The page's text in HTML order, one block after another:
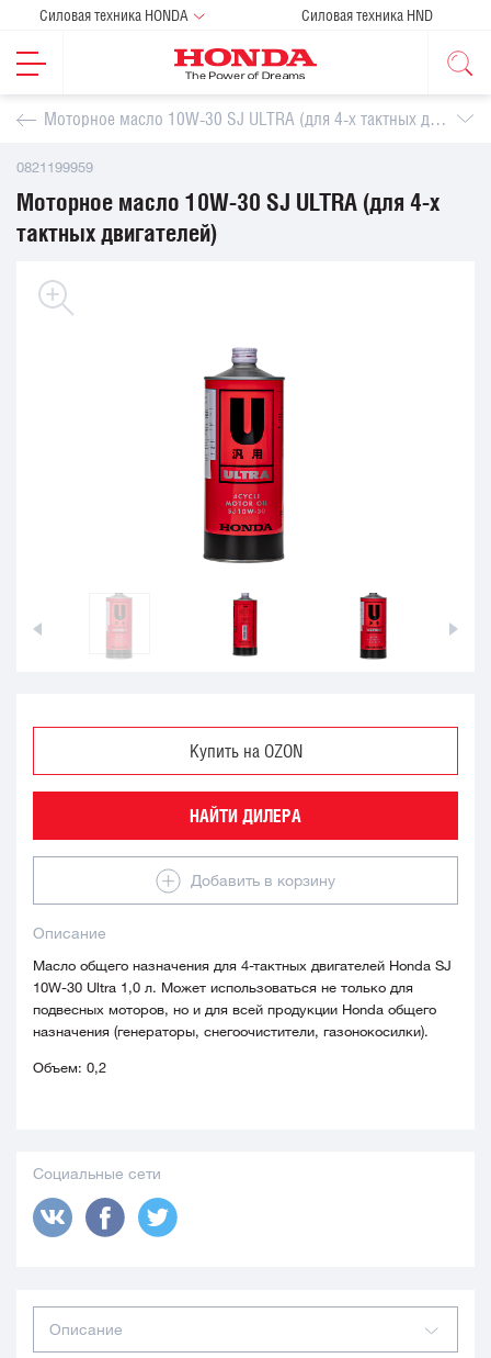
Силовая техника HONDA Силовая техника HND
Моторное масло 10W-30 SJ ULTRA (для 4-х тактных двигателей)
0821199959
Моторное масло 10W-30 SJ ULTRA (для 4-х
тактных двигателей)
Описание
Масло общего назначения для 4-тактных двигателей Honda SJ
10W-30 Ultra 1,0 л. Может использоваться не только для
подвесных моторов, но и для всей продукции Honda общего
назначения (генераторы, снегоочистители, газонокосилки).
Объем: 0,2
Купить на OZON
НАЙТИ ДИЛЕРА
Добавить в корзину
Социальные сети
Описание